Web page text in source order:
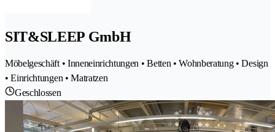
SIT&SLEEP GmbH
Möbelgeschäft • Inneneinrichtungen • Betten • Wohnberatung • Design
• Einrichtungen • Matratzen
Geschlossen